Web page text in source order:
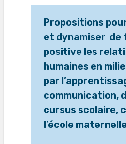
Propositions
et dynamiser de
positive les
humaines en
par
communication,
cursus scolaire,
l’école maternelle